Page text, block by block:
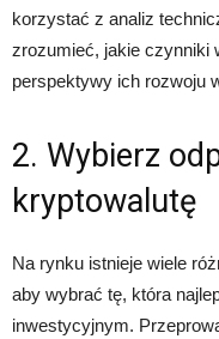
korzystać z analiz
zrozumieć, jakie czynniki
perspektywy ich rozwoju
2. Wybierz
kryptowalutę
Na rynku istnieje wiele
aby wybrać tę, która
inwestycyjnym.